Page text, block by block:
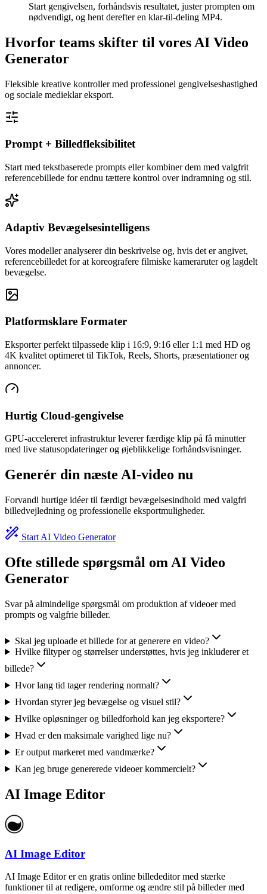
Start gengivelsen, forhåndsvis resultatet, juster prompten om
nødvendigt, og hent derefter en klar-til-deling MP4.
Hvorfor teams skifter til vores AI Video
Generator
Fleksible kreative kontroller med professionel gengivelseshastighed
og sociale medieklar eksport.
Prompt + Billedfleksibilitet
Start med tekstbaserede prompts eller kombiner dem med valgfrit
referencebillede for endnu tættere kontrol over indramning og stil.
Adaptiv Bevægelsesintelligens
Vores modeller analyserer din beskrivelse og, hvis det er angivet,
referencebilledet for at koreografere filmiske kameraruter og lagdelt
bevægelse.
Platformsklare Formater
Eksporter perfekt tilpassede klip i 16:9, 9:16 eller 1:1 med HD og
4K kvalitet optimeret til TikTok, Reels, Shorts, præsentationer og
annoncer.
Hurtig Cloud-gengivelse
GPU-accelereret infrastruktur leverer færdige klip på få minutter
med live statusopdateringer og øjeblikkelige forhåndsvisninger.
Generér din næste AI-video nu
Forvandl hurtige idéer til færdigt bevægelsesindhold med valgfri
billedvejledning og professionelle eksportmuligheder.
Start AI Video Generator
Ofte stillede spørgsmål om AI Video
Generator
Svar på almindelige spørgsmål om produktion af videoer med
prompts og valgfrie billeder.
Skal jeg uploade et billede for at generere en video?
Hvilke filtyper og størrelser understøttes, hvis jeg inkluderer et
billede?
Hvor lang tid tager rendering normalt?
Hvordan styrer jeg bevægelse og visuel stil?
Hvilke opløsninger og billedforhold kan jeg eksportere?
Hvad er den maksimale varighed lige nu?
Er output markeret med vandmærke?
Kan jeg bruge genererede videoer kommercielt?
AI Image Editor
AI Image Editor
AI Image Editor er en gratis online billededitor med stærke
funktioner til at redigere, omforme og ændre stil på billeder med